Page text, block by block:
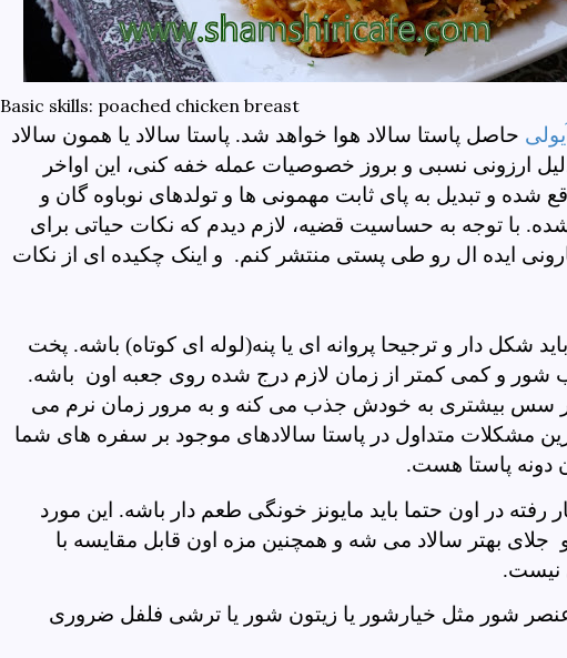
Basic skills: poached chicken breast
آیولی حاصل پاستا سالاد هوا خواهد شد. پاستا سالاد یا همون سالاد
ارزونی نسبی و بروز خصوصیات عمله خفه کنی، این اواخر
شده و تبدیل به پای ثابت مهمونی ها و تولدهای نوباوه گان و
با توجه به حساسیت قضیه، لازم دیدم که نکات حیاتی برای
ایده ال رو طی پستی منتشر کنم. و اینک چکیده ای از نکات
شکل دار و ترجیحا پروانه ای یا پنه(لوله ای کوتاه) باشه. پخت
آب شور و کمی کمتر از زمان لازم درج شده روی جعبه اون باشه.
سس بیشتری به خودش جذب می کنه و به مرور زمان نرم می
مشکلات متداول در پاستا سالادهای موجود بر سفره های شما
دونه پاستا هست.
در اون حتما باید مایونز خونگی طعم دار باشه. این مورد
جلای بهتر سالاد می شه و همچنین مزه اون قابل مقایسه با
نیست.
شور مثل خیارشور یا زیتون شور یا ترشی فلفل ضروری